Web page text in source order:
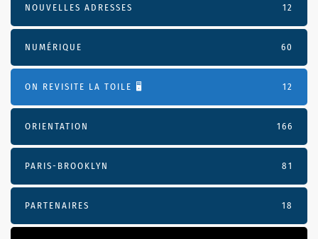
NOUVELLES ADRESSES 12
NUMÉRIQUE 60
ON REVISITE LA TOILE 🖥️ 12
ORIENTATION 166
PARIS-BROOKLYN 81
PARTENAIRES 18